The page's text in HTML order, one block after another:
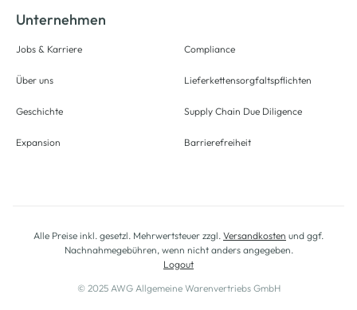
Unternehmen
Jobs & Karriere
Über uns
Geschichte
Expansion
Compliance
Lieferkettensorgfaltspflichten
Supply Chain Due Diligence
Barrierefreiheit
Alle Preise inkl. gesetzl. Mehrwertsteuer zzgl. Versandkosten und ggf.
Nachnahmegebühren, wenn nicht anders angegeben.
Logout
© 2025 AWG Allgemeine Warenvertriebs GmbH